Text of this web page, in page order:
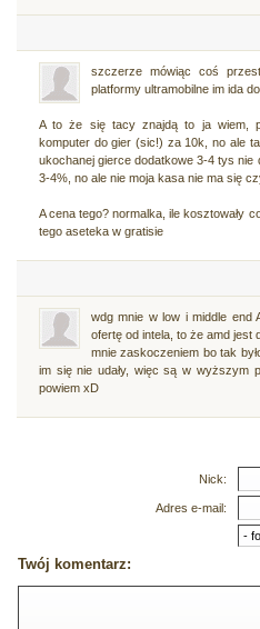
szczerze mówiąc coś
platformy ultramobilne im ida
A to że się tacy znajdą to ja wiem,
komputer do gier (sic!) za 10k, no ale
ukochanej gierce dodatkowe 3-4 tys
3-4%, no ale nie moja kasa nie ma się
A cena tego? normalka, ile kosztowały
tego aseteka w gratisie
wdg mnie w low i middle end
ofertę od intela, to że amd jest
mnie zaskoczeniem bo tak
im się nie udały, więc są w wyższym
powiem xD
Nick:
Adres e-mail:
Twój komentarz: